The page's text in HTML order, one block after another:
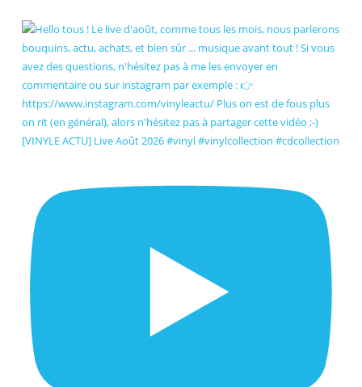
[VINYLE ACTU] Live Août 2026 #vinyl #vinylcollection #cdcollection